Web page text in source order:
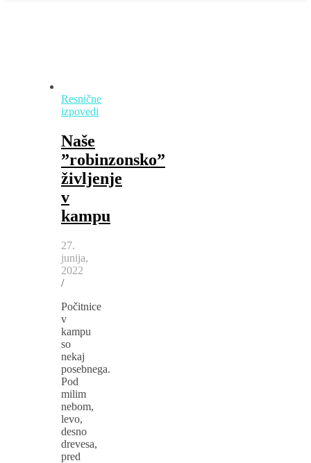
Resnične
izpovedi
Naše
”robinzonsko”
življenje
v
kampu
27.
junija,
2022
/
Počitnice
v
kampu
so
nekaj
posebnega.
Pod
milim
nebom,
levo,
desno
drevesa,
pred